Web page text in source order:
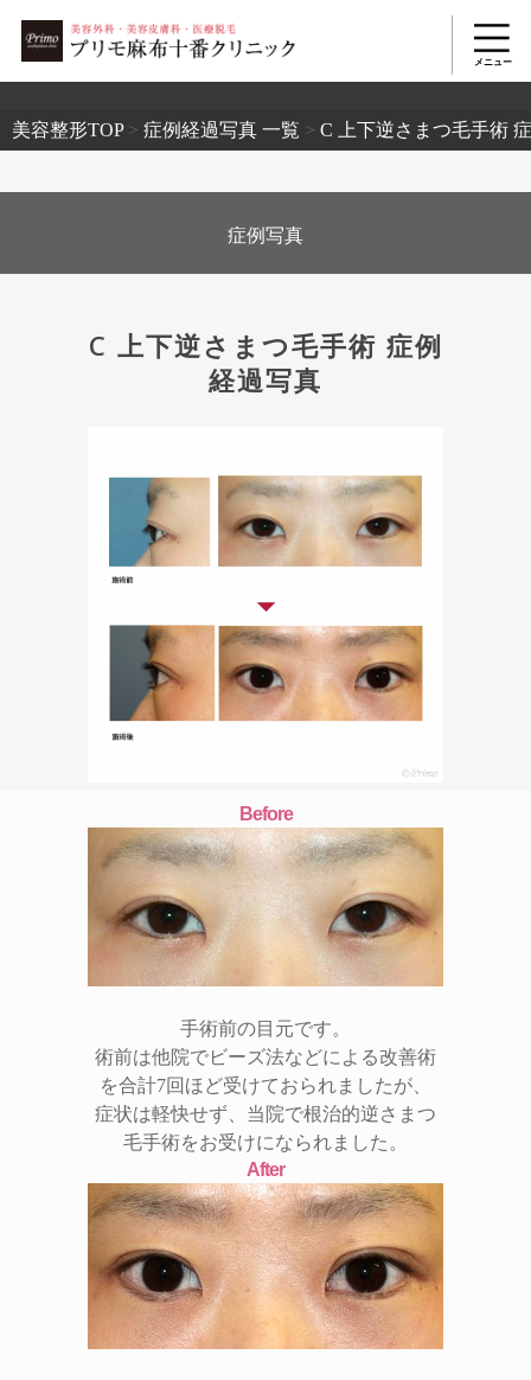
美容整形TOP> 症例経過写真 一覧 > C 上下逆さまつ毛手術
症例写真
C 上下逆さまつ毛手術 症例
経過写真
Before
手術前の目元です。
術前は他院でビーズ法などによる改善術
を合計7回ほど受けておられましたが、
症状は軽快せず、当院で根治的逆さまつ
毛手術をお受けになられました。
After